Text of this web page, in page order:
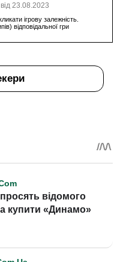
23.08.2023
ігрову залежність.
відповідальної гри